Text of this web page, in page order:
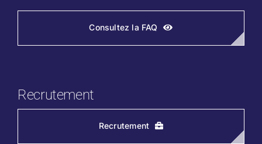
Consultez la FAQ
Recrutement
Recrutement